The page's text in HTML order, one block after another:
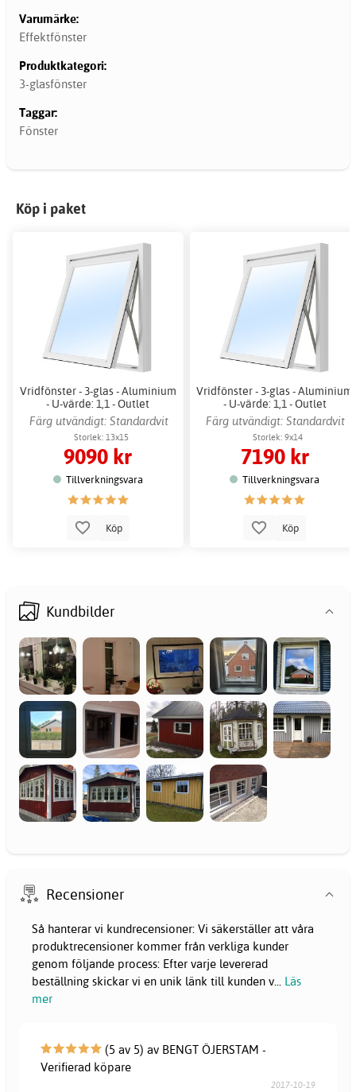
Varumärke:
Effektfönster
Produktkategori:
3-glasfönster
Taggar:
Fönster
Köp i paket
Vridfönster - 3-glas - Aluminium
- U-värde: 1,1 - Outlet
Färg utvändigt: Standardvit
Storlek: 13x15
9090 kr
Tillverkningsvara
Köp
Vridfönster - 3-glas - Aluminium
- U-värde: 1,1 - Outlet
Färg utvändigt: Standardvit
Storlek: 9x14
7190 kr
Tillverkningsvara
Köp
Kundbilder
Recensioner
Så hanterar vi kundrecensioner: Vi säkerställer att våra
produktrecensioner kommer från verkliga kunder
genom följande process: Efter varje levererad
beställning skickar vi en unik länk till kunden v... Läs
mer
(5 av 5) av BENGT ÖJERSTAM -
Verifierad köpare
2017-10-19